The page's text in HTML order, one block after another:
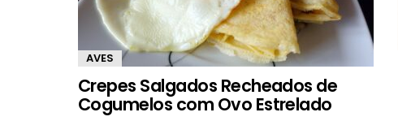
AVES
Crepes Salgados Recheados de
Cogumelos com Ovo Estrelado